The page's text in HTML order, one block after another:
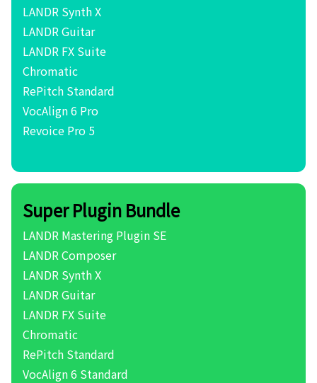
LANDR Synth X
LANDR Guitar
LANDR FX Suite
Chromatic
RePitch Standard
VocAlign 6 Pro
Revoice Pro 5
Super Plugin Bundle
LANDR Mastering Plugin SE
LANDR Composer
LANDR Synth X
LANDR Guitar
LANDR FX Suite
Chromatic
RePitch Standard
VocAlign 6 Standard